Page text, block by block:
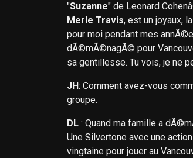
"Suzanne" de Leonard
Merle Travis, est un joyaux,
pour moi pendant mes
dÃ©mÃ©nagÃ© pour
sa gentillesse. Tu vois, je ne
JH: Comment avez-vous
groupe.
DL : Quand ma famille a
Une Silvertone avec une
vingtaine pour jouer au